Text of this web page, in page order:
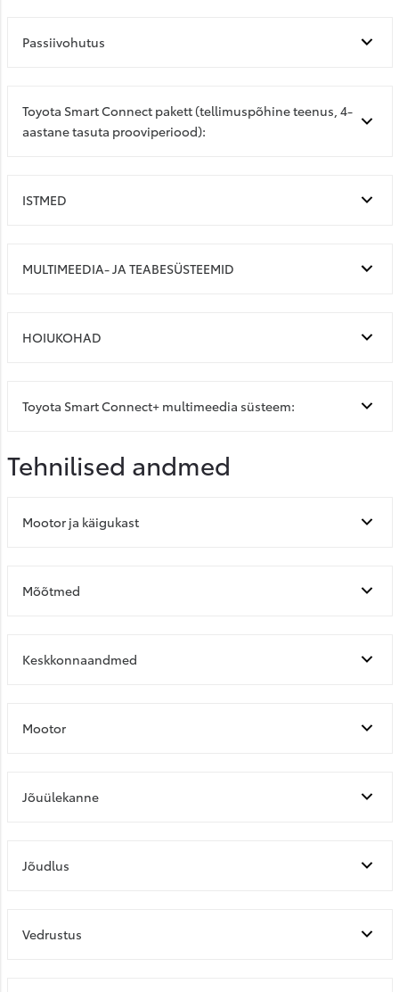
Passiivohutus
Toyota Smart Connect pakett (tellimuspõhine teenus, 4-
aastane tasuta prooviperiood):
ISTMED
MULTIMEEDIA- JA TEABESÜSTEEMID
HOIUKOHAD
Toyota Smart Connect+ multimeedia süsteem:
Tehnilised andmed
Mootor ja käigukast
Mõõtmed
Keskkonnaandmed
Mootor
Jõuülekanne
Jõudlus
Vedrustus